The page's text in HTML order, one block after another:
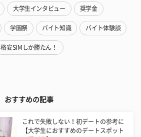
大学生インタビュー 奨学金
学園祭 バイト知識 バイト体験談
格安SIMしか勝たん！
おすすめの記事
これで失敗しない！初デートの参考に
【大学生におすすめのデートスポット